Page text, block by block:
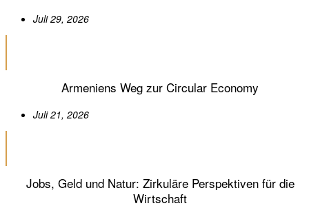
Juli 29, 2026
Armeniens Weg zur Circular Economy
Juli 21, 2026
Jobs, Geld und Natur: Zirkuläre Perspektiven für die
Wirtschaft